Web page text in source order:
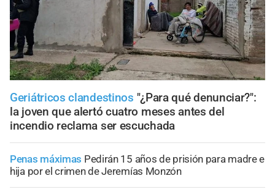
Geriátricos clandestinos "¿Para qué denunciar?":
la joven que alertó cuatro meses antes del
incendio reclama ser escuchada
Penas máximas Pedirán 15 años de prisión para madre e
hija por el crimen de Jeremías Monzón